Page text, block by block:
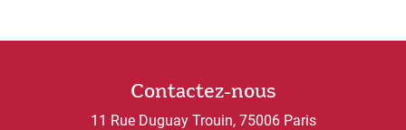
Contactez-nous
11 Rue Duguay Trouin, 75006 Paris